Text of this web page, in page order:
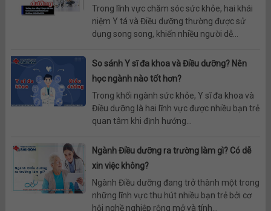
Trong lĩnh vực chăm sóc sức khỏe, hai khái
niệm Y tá và Điều dưỡng thường được sử
dụng song song, khiến nhiều người dễ...
So sánh Y sĩ đa khoa và Điều dưỡng? Nên
học ngành nào tốt hơn?
Trong khối ngành sức khỏe, Y sĩ đa khoa và
Điều dưỡng là hai lĩnh vực được nhiều bạn trẻ
quan tâm khi định hướng...
Ngành Điều dưỡng ra trường làm gì? Có dễ
xin việc không?
Ngành Điều dưỡng đang trở thành một trong
những lĩnh vực thu hút nhiều bạn trẻ bởi cơ
hội nghề nghiệp rộng mở và tính...